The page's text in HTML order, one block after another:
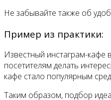
Не забывайте также об
Пример из практики:
Известный инстаграм-кафе
посетителям делать
кафе стало популярным
Таким образом, подбор